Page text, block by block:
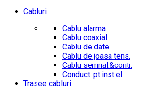
Cabluri
Cablu alarma
Cablu coaxial
Cablu de date
Cablu de joasa tens.
Cablu semnal.&contr.
Conduct. pt.inst.el.
Trasee cabluri